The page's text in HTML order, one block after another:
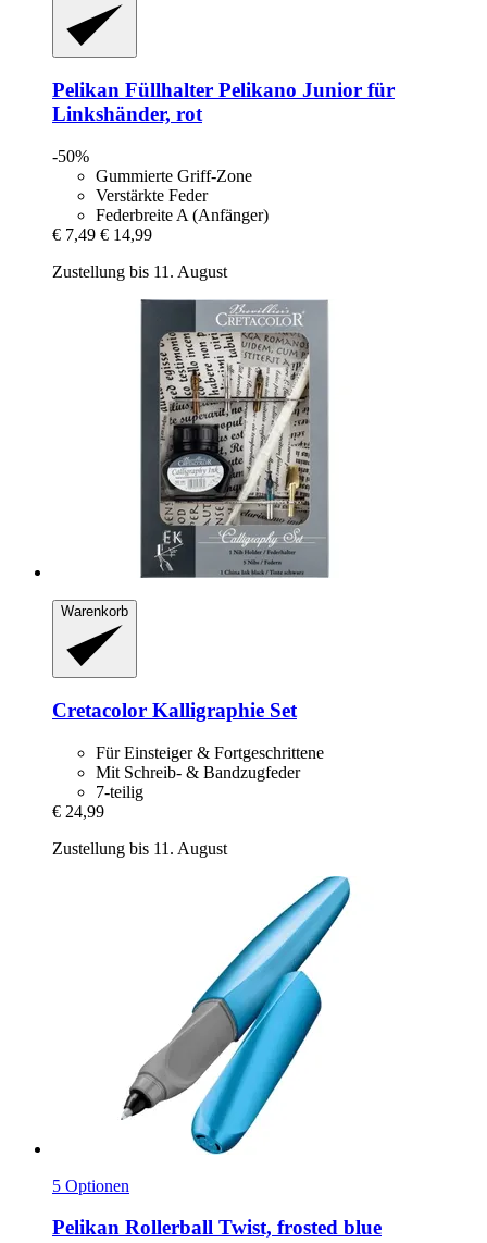
Pelikan Füllhalter Pelikano Junior für
Linkshänder, rot
-50%
Gummierte Griff-Zone
Verstärkte Feder
Federbreite A (Anfänger)
€ 7,49 € 14,99
Zustellung bis 11. August
Warenkorb
Cretacolor Kalligraphie Set
Für Einsteiger & Fortgeschrittene
Mit Schreib- & Bandzugfeder
7-teilig
€ 24,99
Zustellung bis 11. August
5 Optionen
Pelikan Rollerball Twist, frosted blue